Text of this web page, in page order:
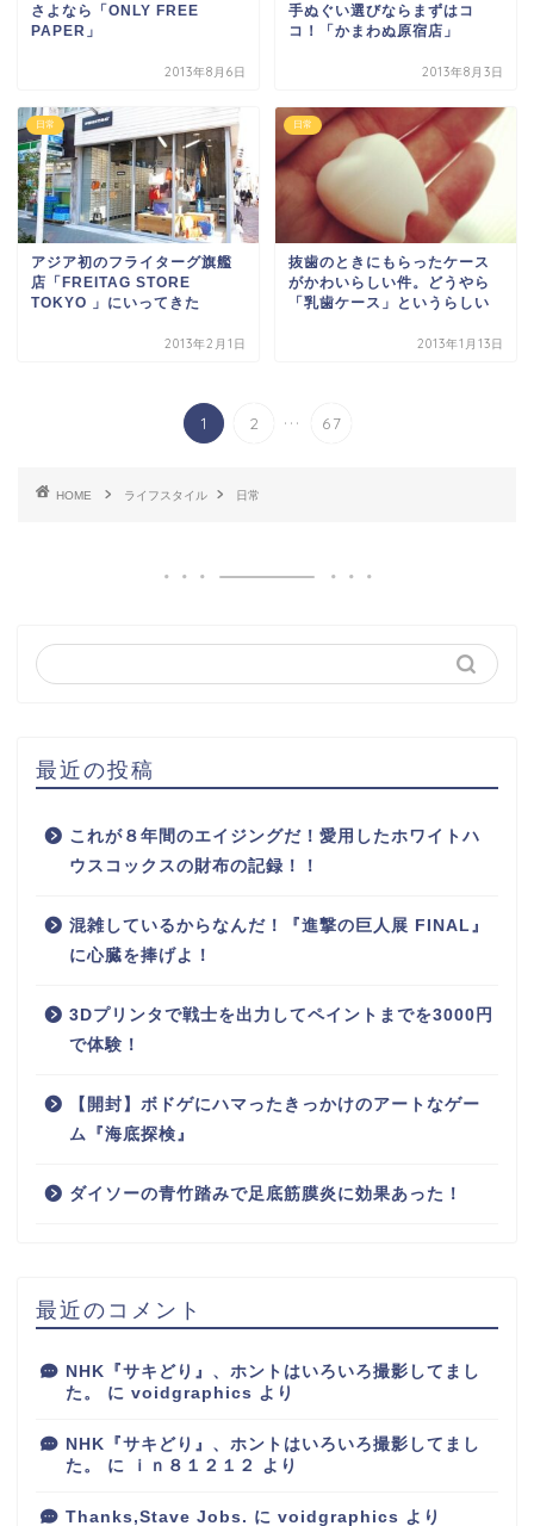
さよなら「ONLY FREE
PAPER」
2013年8月6日
手ぬぐい選びならまずはコ
コ！「かまわぬ原宿店」
2013年8月3日
日常
アジア初のフライターグ旗艦
店「FREITAG STORE
TOKYO 」にいってきた
2013年2月1日
日常
抜歯のときにもらったケース
がかわいらしい件。どうやら
「乳歯ケース」というらしい
2013年1月13日
1 2 ... 67
HOME ライフスタイル 日常
最近の投稿
これが８年間のエイジングだ！愛用したホワイトハ
ウスコックスの財布の記録！！
混雑しているからなんだ！『進撃の巨人展 FINAL』
に心臓を捧げよ！
3Dプリンタで戦士を出力してペイントまでを3000円
で体験！
【開封】ボドゲにハマったきっかけのアートなゲー
ム『海底探検』
ダイソーの青竹踏みで足底筋膜炎に効果あった！
最近のコメント
NHK『サキどり』、ホントはいろいろ撮影してまし
た。
に voidgraphics より
NHK『サキどり』、ホントはいろいろ撮影してまし
た。
に ｉｎ８１２１２ より
Thanks,Stave Jobs. に voidgraphics より